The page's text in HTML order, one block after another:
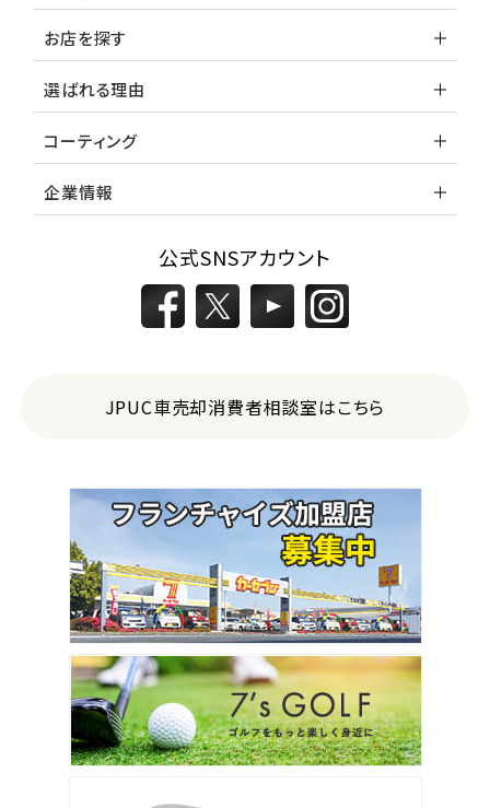
お店を探す
選ばれる理由
コーティング
企業情報
公式SNSアカウント
JPUC車売却消費者相談室はこちら